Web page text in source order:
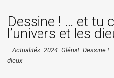
Dessine ! … et tu
l’univers et les
Actualités 2024 Glénat Dessine !
dieux